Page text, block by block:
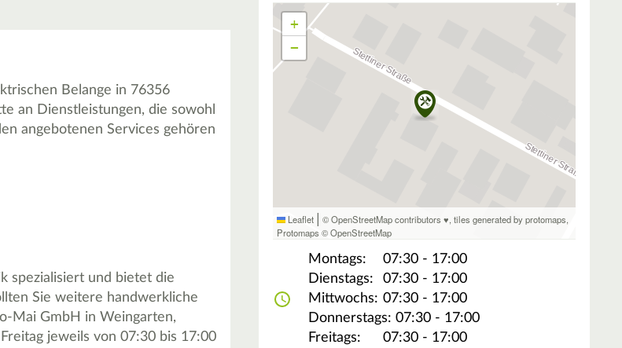
Belange in 76356
an Dienstleistungen, die sowohl
angebotenen Services gehören
spezialisiert und bietet die
Sie weitere handwerkliche
Mai GmbH in Weingarten,
jeweils von 07:30 bis 17:00
+
−
Leaflet | © OpenStreetMap contributors ♥,tiles generated by protomaps,
Protomaps ©OpenStreetMap
Montags:
07:30 - 17:00
Dienstags:
07:30 - 17:00
Mittwochs: 07:30 - 17:00
Donnerstags: 07:30 - 17:00
Freitags:
07:30 - 17:00